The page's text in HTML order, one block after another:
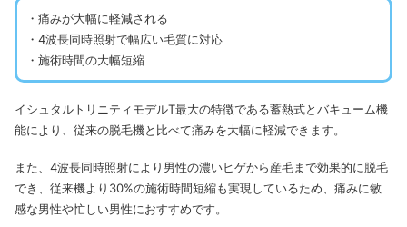
・痛みが大幅に軽減される
・4波長同時照射で幅広い毛質に対応
・施術時間の大幅短縮
イシュタルトリニティモデルT最大の特徴である蓄熱式とバキューム機
能により、従来の脱毛機と比べて痛みを大幅に軽減できます。
また、4波長同時照射により男性の濃いヒゲから産毛まで効果的に脱毛
でき、従来機より30%の施術時間短縮も実現しているため、痛みに敏
感な男性や忙しい男性におすすめです。